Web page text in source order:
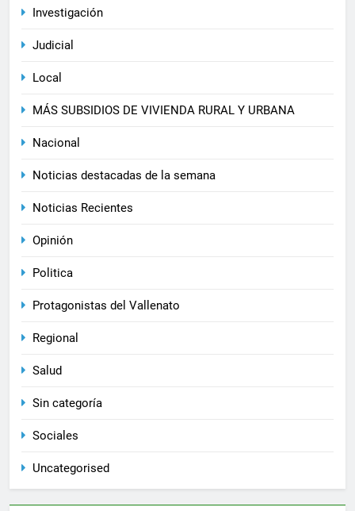
Investigación
Judicial
Local
MÁS SUBSIDIOS DE VIVIENDA RURAL Y URBANA
Nacional
Noticias destacadas de la semana
Noticias Recientes
Opinión
Politica
Protagonistas del Vallenato
Regional
Salud
Sin categoría
Sociales
Uncategorised